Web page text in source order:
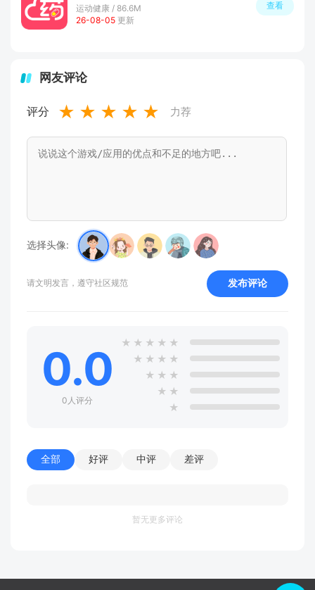
运动健康 / 86.6M
26-08-05 更新
查看
网友评论
评分 ★ ★ ★ ★ ★ 力荐
选择头像:
请文明发言，遵守社区规范 发布评论
0.0
0人评分
★ ★ ★ ★ ★
★ ★ ★ ★
★ ★ ★
★ ★
★
全部 好评 中评 差评
暂无更多评论